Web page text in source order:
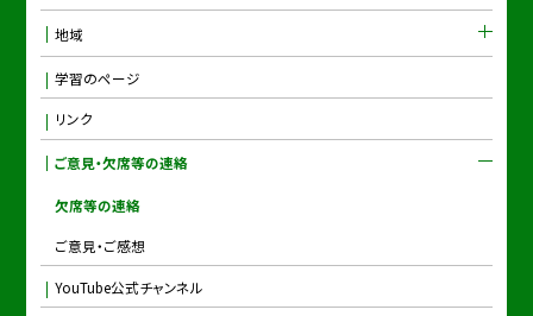
地域
学習のページ
リンク
ご意見・欠席等の連絡
欠席等の連絡
ご意見・ご感想
YouTube公式チャンネル